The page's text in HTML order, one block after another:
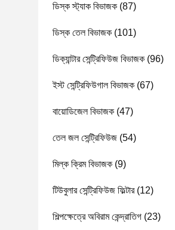
ডিস্ক স্ট্যাক বিভাজক (87)
ডিস্ক তেল বিভাজক (101)
ডিক্যান্টার সেন্ট্রিফিউজ বিভাজক (96)
ইস্ট সেন্ট্রিফিউগাল বিভাজক (67)
বায়োডিজেল বিভাজক (47)
তেল জল সেন্ট্রিফিউজ (54)
মিল্ক ক্রিম বিভাজক (9)
টিউবুলার সেন্ট্রিফিউজ ফিল্টার(12)
শিল্পক্ষেত্রে অবিরাম কেন্দ্রাতিগ (23)